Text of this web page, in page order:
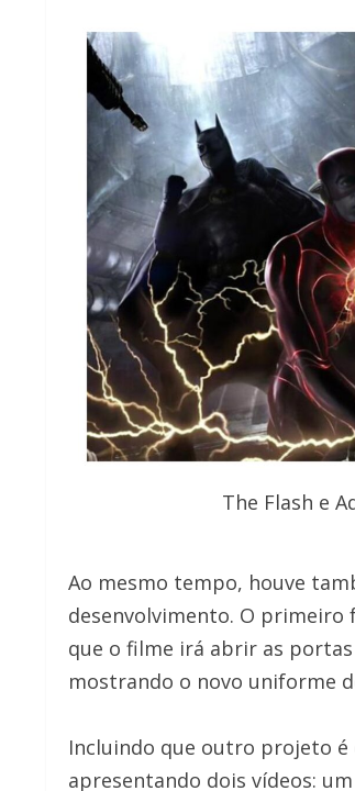
The Flash e
Ao mesmo tempo, houve
desenvolvimento. O primeiro
que o filme irá abrir as
mostrando o novo uniforme
Incluindo que outro projeto é
apresentando dois vídeos: